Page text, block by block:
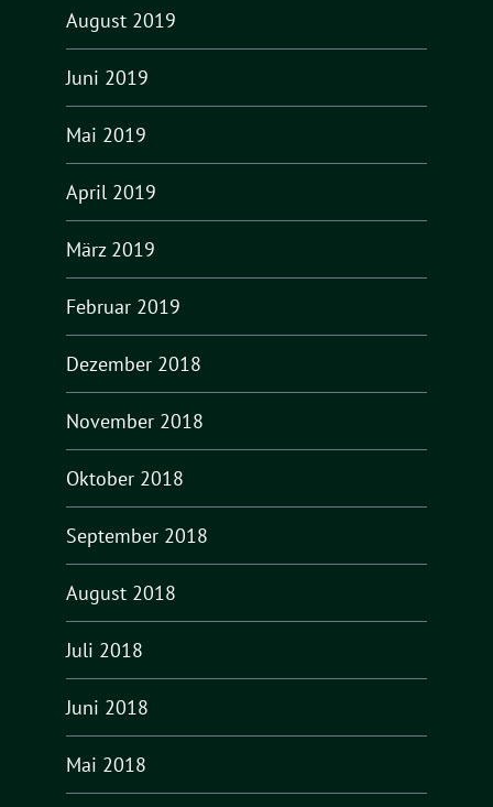
August 2019
Juni 2019
Mai 2019
April 2019
März 2019
Februar 2019
Dezember 2018
November 2018
Oktober 2018
September 2018
August 2018
Juli 2018
Juni 2018
Mai 2018